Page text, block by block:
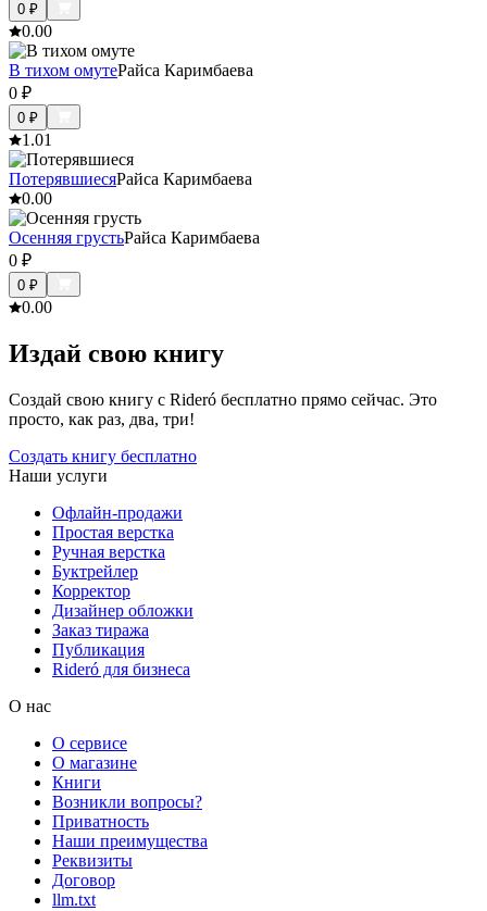
0 ₽
0.00
В тихом омутеРайса Каримбаева
0 ₽
0 ₽
1.01
ПотерявшиесяРайса Каримбаева
0.00
Осенняя грустьРайса Каримбаева
0 ₽
0 ₽
0.00
Издай свою книгу
Создай свою книгу с Rideró бесплатно прямо сейчас. Это
просто, как раз, два, три!
Создать книгу бесплатно
Наши услуги
Офлайн-продажи
Простая верстка
Ручная верстка
Буктрейлер
Корректор
Дизайнер обложки
Заказ тиража
Публикация
Rideró для бизнеса
О нас
О сервисе
О магазине
Книги
Возникли вопросы?
Приватность
Наши преимущества
Реквизиты
Договор
llm.txt